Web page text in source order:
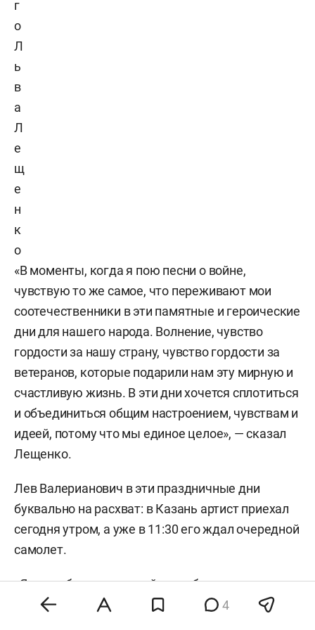
г
о
Л
ь
в
а
Л
е
щ
е
н
к
о
«В моменты, когда я пою песни о войне,
чувствую то же самое, что переживают мои
соотечественники в эти памятные и героические
дни для нашего народа. Волнение, чувство
гордости за нашу страну, чувство гордости за
ветеранов, которые подарили нам эту мирную и
счастливую жизнь. В эти дни хочется сплотиться
и объединиться общим настроением, чувствам и
идеей, потому что мы единое целое», — сказал
Лещенко.
Лев Валерианович в эти праздничные дни
буквально на расхват: в Казань артист приехал
сегодня утром, а уже в 11:30 его ждал очередной
самолет.
«Я часто бываю в вашей республике, у меня она
всегда вызывает потрясающее впечатление.
4